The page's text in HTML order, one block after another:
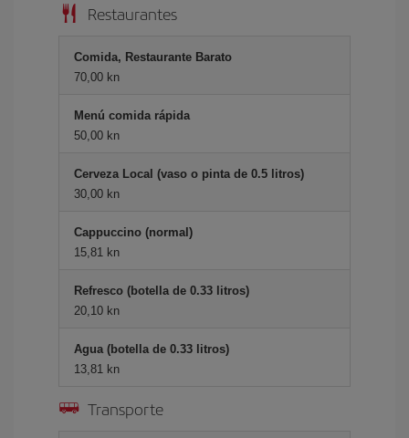
Restaurantes
Comida, Restaurante Barato
70,00 kn
Menú comida rápida
50,00 kn
Cerveza Local (vaso o pinta de 0.5 litros)
30,00 kn
Cappuccino (normal)
15,81 kn
Refresco (botella de 0.33 litros)
20,10 kn
Agua (botella de 0.33 litros)
13,81 kn
Transporte